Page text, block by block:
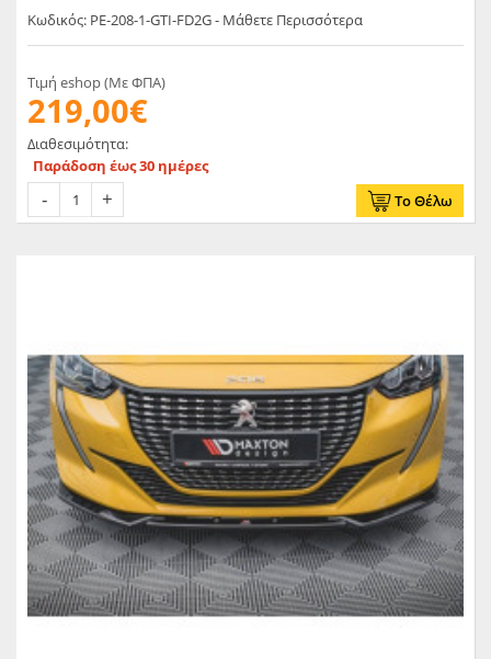
Κωδικός: PE-208-1-GTI-FD2G - Μάθετε Περισσότερα
Τιμή eshop (Με ΦΠΑ)
219,00€
Διαθεσιμότητα:
Παράδοση έως 30 ημέρες
Το Θέλω